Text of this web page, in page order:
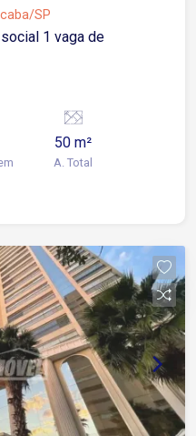
SP
1 vaga de
50 m²
A. Total